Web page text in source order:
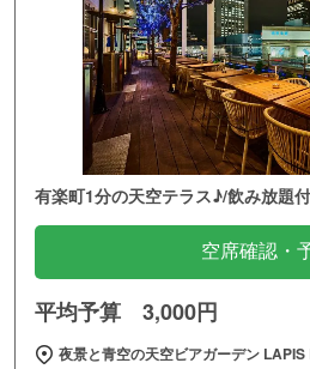
有楽町1分の天空テラス♪/飲み放題
空席確認・
平均予算 3,000円
夜景と青空の天空ビアガーデン